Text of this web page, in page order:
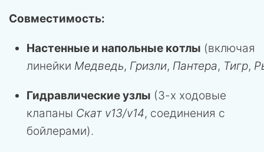
Совместимость:
Настенные и напольные котлы (включая
линейки Медведь, Гризли, Пантера, Тигр,
Гидравлические узлы (3-х ходовые
клапаны Скат v13/v14, соединения с
бойлерами).